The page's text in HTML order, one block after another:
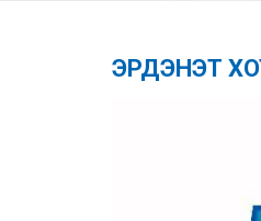
ЭРДЭНЭТ